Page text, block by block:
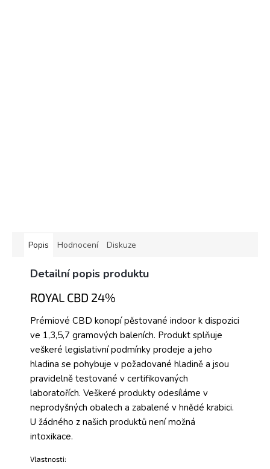
Popis Hodnocení Diskuze
Detailní popis produktu
ROYAL CBD 24%
Prémiové CBD konopí pěstované indoor k dispozici
ve 1,3,5,7 gramových baleních. Produkt splňuje
veškeré legislativní podmínky prodeje a jeho
hladina se pohybuje v požadované hladině a jsou
pravidelně testované v certifikovaných
laboratořích. Veškeré produkty odesíláme v
neprodyšných obalech a zabalené v hnědé krabici.
U žádného z našich produktů není možná
intoxikace.
Vlastnosti: